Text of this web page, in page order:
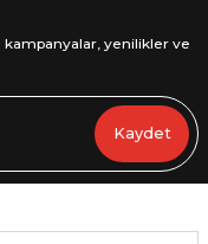
yenilikler ve
Kaydet